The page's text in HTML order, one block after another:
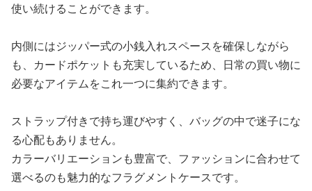
使い続けることができます。
内側にはジッパー式の小銭入れスペースを確保しながら
も、カードポケットも充実しているため、日常の買い物に
必要なアイテムをこれ一つに集約できます。
ストラップ付きで持ち運びやすく、バッグの中で迷子にな
る心配もありません。
カラーバリエーションも豊富で、ファッションに合わせて
選べるのも魅力的なフラグメントケースです。